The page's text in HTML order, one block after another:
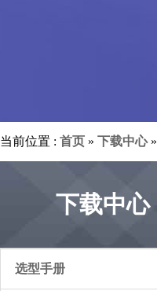
当前位置 : 首页 » 下载中心»
下载中心
选型手册